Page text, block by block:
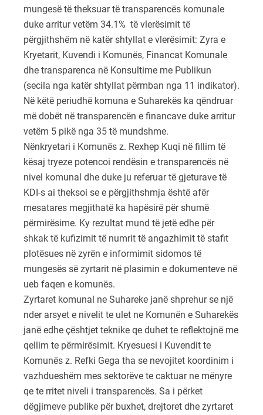
mungesë të theksuar të transparencës komunale
duke arritur vetëm 34.1% të vlerësimit të
përgjithshëm në katër shtyllat e vlerësimit: Zyra e
Kryetarit, Kuvendi i Komunës, Financat Komunale
dhe transparenca në Konsultime me Publikun
(secila nga katër shtyllat përmban nga 11 indikator).
Në këtë periudhë komuna e Suharekës ka qëndruar
më dobët në transparencën e financave duke arritur
vetëm 5 pikë nga 35 të mundshme.
Nënkryetari i Komunës z. Rexhep Kuqi në fillim të
kësaj tryeze potencoi rendësin e transparencës në
nivel komunal dhe duke ju referuar të gjeturave të
KDI-s ai theksoi se e përgjithshmja është afër
mesatares megjithatë ka hapësirë për shumë
përmirësime. Ky rezultat mund të jetë edhe për
shkak të kufizimit të numrit të angazhimit të stafit
plotësues në zyrën e informimit sidomos të
mungesës së zyrtarit në plasimin e dokumenteve në
ueb faqen e komunës.
Zyrtaret komunal ne Suhareke janë shprehur se një
nder arsyet e nivelit te ulet ne Komunën e Suharekës
janë edhe çështjet teknike qe duhet te reflektojnë me
qellim te përmirësimit. Kryesuesi i Kuvendit te
Komunës z. Refki Gega tha se nevojitet koordinim i
vazhdueshëm mes sektorëve te caktuar ne mënyre
qe te rritet niveli i transparencës. Sa i përket
dëgjimeve publike për buxhet, drejtoret dhe zyrtaret